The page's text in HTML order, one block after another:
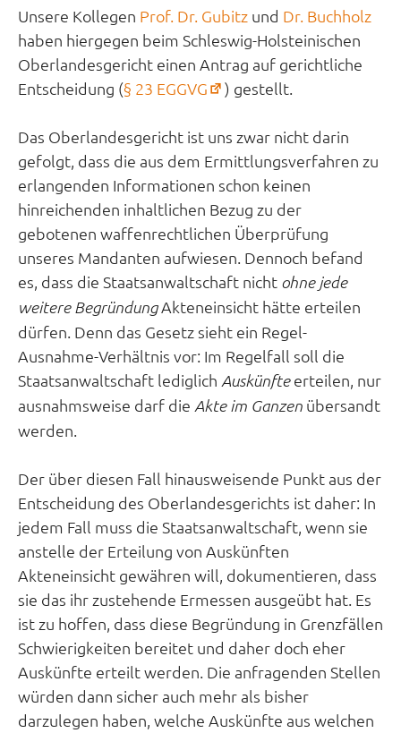
neuem
Tab)
Unsere Kollegen Prof. Dr. Gubitz und Dr. Buchholz
haben hiergegen beim Schleswig-Holsteinischen
Oberlandesgericht einen Antrag auf gerichtliche
Entscheidung (§ 23 EGGVG
(öffnet
neuem
Tab)
) gestellt.
Das Oberlandesgericht ist uns zwar nicht darin
gefolgt, dass die aus dem Ermittlungsverfahren zu
erlangenden Informationen schon keinen
hinreichenden inhaltlichen Bezug zu der
gebotenen waffenrechtlichen Überprüfung
unseres Mandanten aufwiesen. Dennoch befand
es, dass die Staatsanwaltschaft nicht ohne jede
weitere BegründungAkteneinsicht hätte erteilen
dürfen. Denn das Gesetz sieht ein Regel-
Ausnahme-Verhältnis vor: Im Regelfall soll die
Staatsanwaltschaft lediglich Auskünfteerteilen, nur
ausnahmsweise darf die Akte im Ganzen übersandt
werden.
Der über diesen Fall hinausweisende Punkt aus der
Entscheidung des Oberlandesgerichts ist daher: In
jedem Fall muss die Staatsanwaltschaft, wenn sie
anstelle der Erteilung von Auskünften
Akteneinsicht gewähren will, dokumentieren, dass
sie das ihr zustehende Ermessen ausgeübt hat. Es
ist zu hoffen, dass diese Begründung in Grenzfällen
Schwierigkeiten bereitet und daher doch eher
Auskünfte erteilt werden. Die anfragenden Stellen
würden dann sicher auch mehr als bisher
darzulegen haben, welche Auskünfte aus welchen